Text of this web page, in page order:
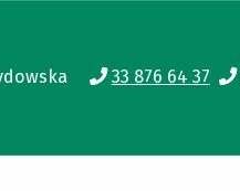
33 876 64 37